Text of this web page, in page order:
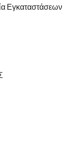
Εγκαταστάσεων